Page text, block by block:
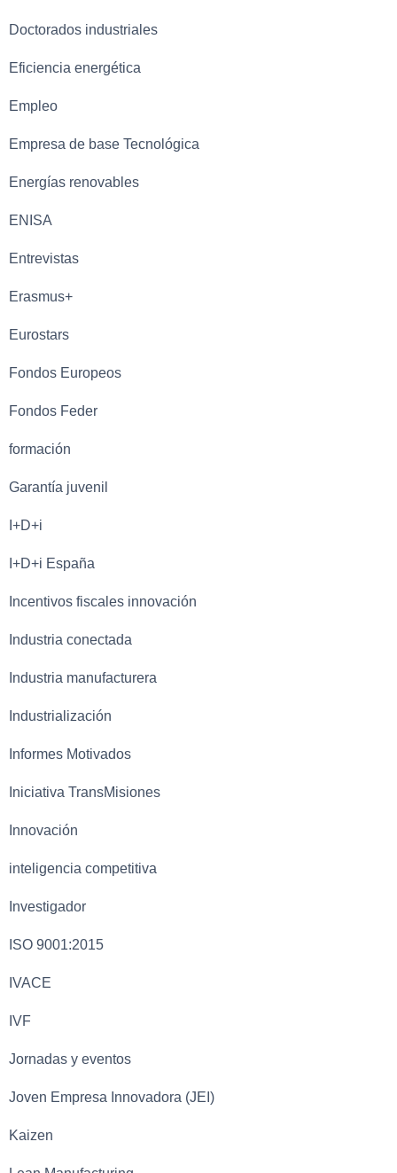
Doctorados industriales
Eficiencia energética
Empleo
Empresa de base Tecnológica
Energías renovables
ENISA
Entrevistas
Erasmus+
Eurostars
Fondos Europeos
Fondos Feder
formación
Garantía juvenil
I+D+i
I+D+i España
Incentivos fiscales innovación
Industria conectada
Industria manufacturera
Industrialización
Informes Motivados
Iniciativa TransMisiones
Innovación
inteligencia competitiva
Investigador
ISO 9001:2015
IVACE
IVF
Jornadas y eventos
Joven Empresa Innovadora (JEI)
Kaizen